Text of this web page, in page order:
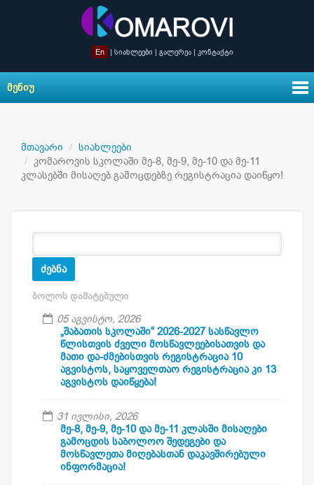
En | სიახლეები | გალერეა| კონტაქტი
ᲛᲔᲜᲘᲣ
მთავარი
სიახლეები
კომაროვის სკოლაში მე-8, მე-9, მე-10 და მე-11
კლასებში მისაღებ გამოცდებზე რეგისტრაცია დაიწყო!
ძებნა
ᲑᲝᲚᲝᲡ ᲓᲐᲛᲐᲢᲔᲑᲣᲚᲘ
05 აგვისტო, 2026
„შაბათის სკოლაში“ 2026-2027 სასწავლო
წლისთვის ძველი მოსწავლეებისათვის და
მათი და-ძმებისთვის რეგისტრაცია 10
აგვისტოს, საყოველთაო რეგისტრაცია კი 13
აგვისტოს დაიწყება!
31 ივლისი, 2026
მე-8, მე-9, მე-10 და მე-11 კლასში მისაღები
გამოცდის საბოლოო შედეგები და
მოსწავლეთა მიღებასთან დაკავშირებული
ინფორმაცია!